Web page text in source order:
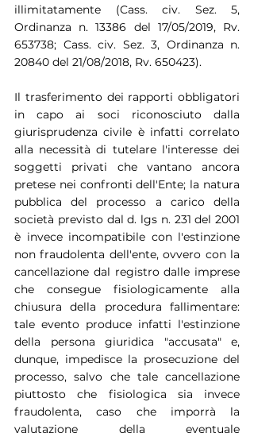
illimitatamente (Cass. civ. Sez. 5,
Ordinanza n. 13386 del 17/05/2019, Rv.
653738; Cass. civ. Sez. 3, Ordinanza n.
20840 del 21/08/2018, Rv. 650423).
Il trasferimento dei rapporti obbligatori
in capo ai soci riconosciuto dalla
giurisprudenza civile è infatti correlato
alla necessità di tutelare l'interesse dei
soggetti privati che vantano ancora
pretese nei confronti dell'Ente; la natura
pubblica del processo a carico della
società previsto dal d. lgs n. 231 del 2001
è invece incompatibile con l'estinzione
non fraudolenta dell'ente, ovvero con la
cancellazione dal registro dalle imprese
che consegue fisiologicamente alla
chiusura della procedura fallimentare:
tale evento produce infatti l'estinzione
della persona giuridica "accusata" e,
dunque, impedisce la prosecuzione del
processo, salvo che tale cancellazione
piuttosto che fisiologica sia invece
fraudolenta, caso che imporrà la
valutazione della eventuale